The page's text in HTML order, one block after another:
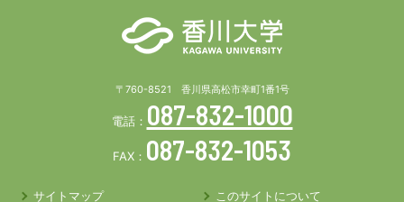
〒760-8521 香川県高松市幸町1番1号
電話： 087-832-1000
FAX： 087-832-1053
サイトマップ このサイトについて